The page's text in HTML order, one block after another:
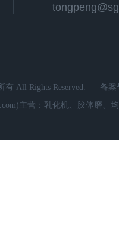
All Rights Reserved.
备案
主营：乳化机、胶体磨